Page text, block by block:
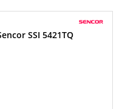
SSI 5421TQ